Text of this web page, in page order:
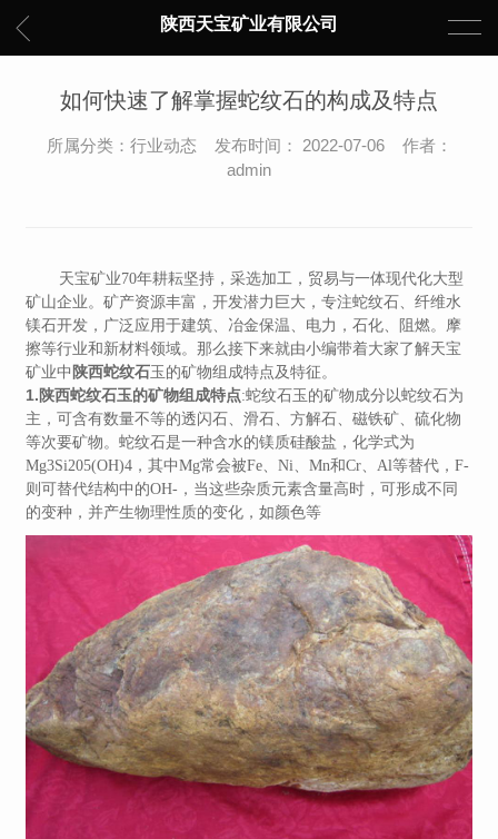
陕西天宝矿业有限公司
如何快速了解掌握蛇纹石的构成及特点
所属分类：行业动态 发布时间： 2022-07-06 作者：
admin
天宝矿业70年耕耘坚持，采选加工，贸易与一体现代化大型
矿山企业。矿产资源丰富，开发潜力巨大，专注蛇纹石、纤维水
镁石开发，广泛应用于建筑、冶金保温、电力，石化、阻燃。摩
擦等行业和新材料领域。那么接下来就由小编带着大家了解天宝
矿业中 陕西蛇纹石玉的矿物组成特点及特征。
1.陕西蛇纹石玉的矿物组成特点:蛇纹石玉的矿物成分以蛇纹石为
主，可含有数量不等的透闪石、滑石、方解石、磁铁矿、硫化物
等次要矿物。蛇纹石是一种含水的镁质硅酸盐，化学式为
Mg3Si205(OH)4，其中Mg常会被Fe、Ni、Mn和Cr、Al等替代，F-
则可替代结构中的OH-，当这些杂质元素含量高时，可形成不同
的变种，并产生物理性质的变化，如颜色等